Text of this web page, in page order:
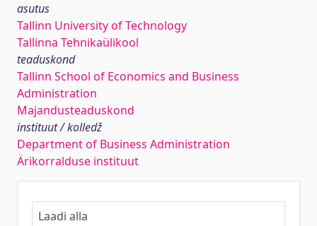
asutus
Tallinn University of Technology
Tallinna Tehnikaülikool
teaduskond
Tallinn School of Economics and Business
Administration
Majandusteaduskond
instituut / kolledž
Department of Business Administration
Ärikorralduse instituut
Laadi alla